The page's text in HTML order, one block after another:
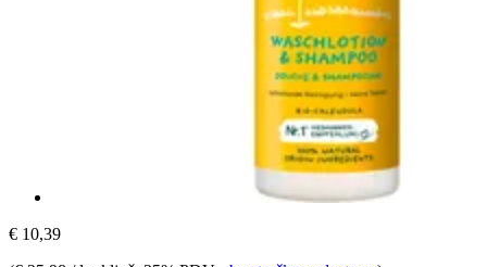
€ 10,39